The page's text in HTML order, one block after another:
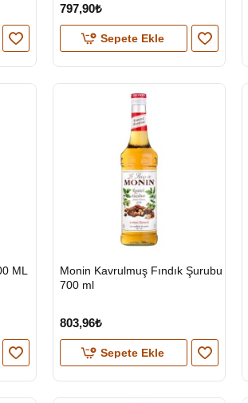
797,90₺
Sepete Ekle
ML
HIZLI
GÖNDERİ
Monin Kavrulmuş Fındık Şurubu
700 ml
803,96₺
Sepete Ekle